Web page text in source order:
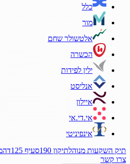
כלל
מור
אלטשולר שחם
הכשרה
ילין לפידות
אנליסט
איילון
אי.די.אי
אינפיניטי
תיק השקעות מנוהלתיקון 190 סעיף 125ד
צרו קשר